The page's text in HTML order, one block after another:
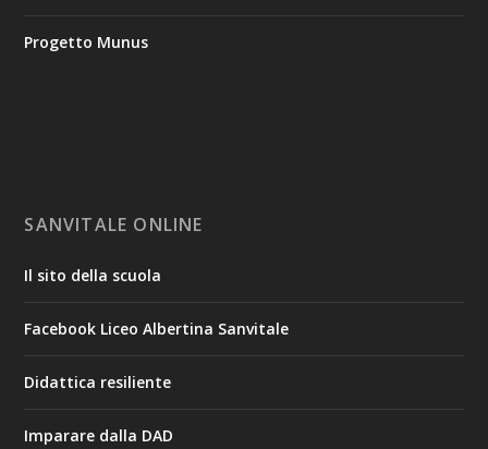
Progetto Munus
SANVITALE ONLINE
Il sito della scuola
Facebook Liceo Albertina Sanvitale
Didattica resiliente
Imparare dalla DAD